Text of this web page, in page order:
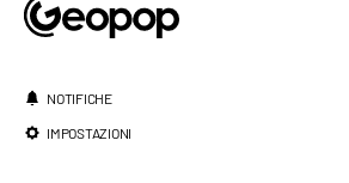
NOTIFICHE
IMPOSTAZIONI